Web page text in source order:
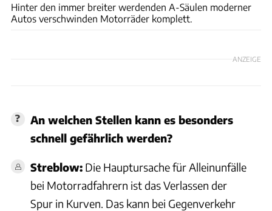
Hinter den immer breiter werdenden A-Säulen moderner
Autos verschwinden Motorräder komplett.
ANZEIGE
An welchen Stellen kann es besonders
schnell gefährlich werden?
Streblow:Die Hauptursache für Alleinunfälle
bei Motorradfahrern ist das Verlassen der
Spur in Kurven. Das kann bei Gegenverkehr